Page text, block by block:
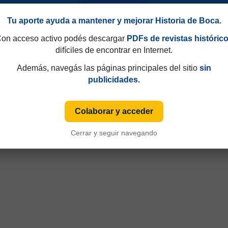
y que hasta 1997 eran consecutivos, no fijos. Esa información aparecía sólo
numeración fija desde sus primeras ediciones y, cuando ese dato está
Tu aporte ayuda a mantener y mejorar Historia de Boca.
acceso activo podés descargar PDFs de revistas
difíciles de encontrar en Internet.
Además, navegás las páginas principales del sitio sin
publicidades.
Colaborar y acceder
Cerrar y seguir navegando